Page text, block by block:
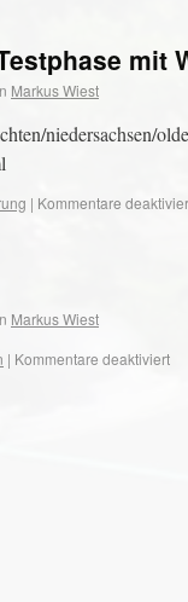
mit
Markus Wiest
niedersachsen/
| Kommentare
Markus Wiest
| Kommentare deaktiviert